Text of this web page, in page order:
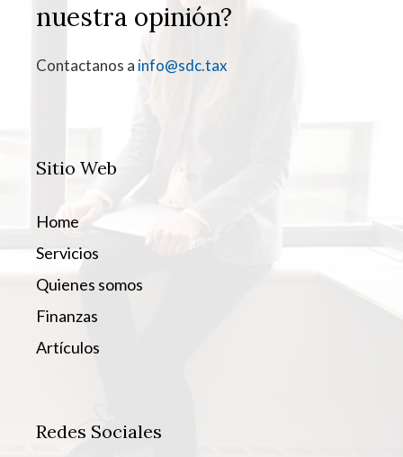
nuestra opinión?
Contactanos a info@sdc.tax
Sitio Web
Home
Servicios
Quienes somos
Finanzas
Artículos
Redes Sociales